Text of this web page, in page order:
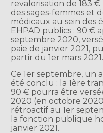
revalorisation de 183
des sages-femmes et
médicaux au sein des
EHPAD publics : 90 €
septembre 2020,
paie de janvier 2021,
partir du 1er mars 2021.
Ce 1er septembre, un
été conclu : la 1ère
90 € pourra être
2020 (en octobre
rétroactif au 1er
la fonction publique
janvier 2021.